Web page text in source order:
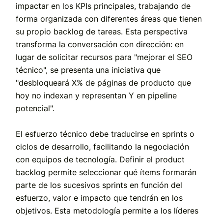
impactar en los KPIs principales, trabajando de
forma organizada con diferentes áreas que tienen
su propio backlog de tareas. Esta perspectiva
transforma la conversación con dirección: en
lugar de solicitar recursos para "mejorar el SEO
técnico", se presenta una iniciativa que
"desbloqueará X% de páginas de producto que
hoy no indexan y representan Y en pipeline
potencial".
El esfuerzo técnico debe traducirse en sprints o
ciclos de desarrollo, facilitando la negociación
con equipos de tecnología. Definir el product
backlog permite seleccionar qué ítems formarán
parte de los sucesivos sprints en función del
esfuerzo, valor e impacto que tendrán en los
objetivos. Esta metodología permite a los líderes